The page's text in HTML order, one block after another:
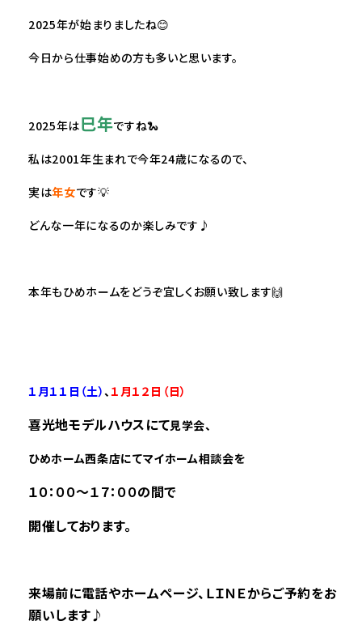
2025年が始まりましたね😊
今日から仕事始めの方も多いと思います。
2025年は巳年ですね🐍
私は2001年生まれで今年24歳になるので、
実は年女です💡
どんな一年になるのか楽しみです♪
本年もひめホームをどうぞ宜しくお願い致します🙌
１月１１ 日（土）、 １月１２ 日（日）
喜光地モデルハウスにて見学会、
ひめホーム西条店にてマイホーム相談会を
１０：００～１７：００の間で
開催しております。
来場前に電話やホームページ、ＬＩＮＥからご予約をお
願いします♪